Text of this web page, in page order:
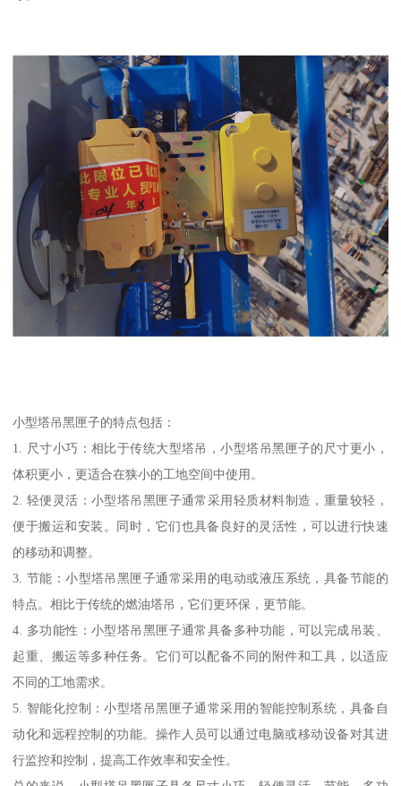
小型塔吊黑匣子的特点包括：
1. 尺寸小巧：相比于传统大型塔吊，小型塔吊黑匣子的尺寸更小，
体积更小，更适合在狭小的工地空间中使用。
2. 轻便灵活：小型塔吊黑匣子通常采用轻质材料制造，重量较轻，
便于搬运和安装。同时，它们也具备良好的灵活性，可以进行快速
的移动和调整。
3. 节能：小型塔吊黑匣子通常采用的电动或液压系统，具备节能的
特点。相比于传统的燃油塔吊，它们更环保，更节能。
4. 多功能性：小型塔吊黑匣子通常具备多种功能，可以完成吊装、
起重、搬运等多种任务。它们可以配备不同的附件和工具，以适应
不同的工地需求。
5. 智能化控制：小型塔吊黑匣子通常采用的智能控制系统，具备自
动化和远程控制的功能。操作人员可以通过电脑或移动设备对其进
行监控和控制，提高工作效率和安全性。